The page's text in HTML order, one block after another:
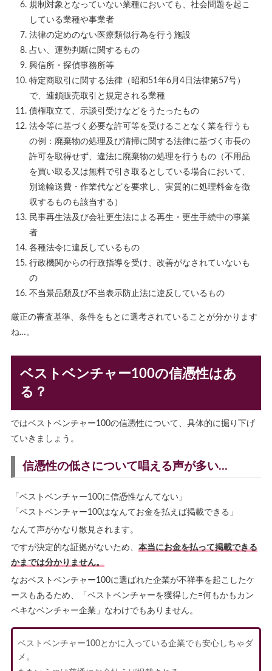
規制対象となっていない業種においても、社会問題を起こ
している業種や事業者
法律の定めのない医療類似行為を行う施設
占い、運勢判断に関するもの
興信所・探偵事務所等
特定商取引に関する法律（昭和51年6月4日法律第57号）
で、連鎖販売取引と規定される業種
債権取立て、示談引受けなどをうたったもの
法令等に基づく必要な許可等を受けることなく業を行うも
の例：廃棄物の処理及び清掃に関する法律に基づく市長の
許可を取得せず、違法に廃棄物の処理を行うもの（不用品
を買い取る又は無料で引き取るとしている場合において、
別途輸送費・作業代などを要求し、実質的に処理料金を徴
収するものも該当する）
民事再生法及び会社更生法による再生・更生手続中の事業
者
各種法令に違反しているもの
行政機関からの行政指導を受け、改善がなされていないも
の
不当景品類及び不当表示防止法に違反しているもの
厳正の審査基準、条件をもとに選考されていることが分かります
ね…。
ベストベンチャー100の信憑性はあ
る？
ではベストベンチャー100の信憑性について、具体的に掘り下げ
ていきましょう。
信憑性の低さについて唱える声が多い…
「ベストベンチャー100に信憑性なんてない」
「ベストベンチャー100はなんてお金を払えば掲載できる」
なんて声がかなり散見されます。
ですが決定的な証拠がないため、 本当にお金を払って掲載できる
かまでは分かりません。
なおベストベンチャー100に選ばれた企業が不祥事を起こしたケ
ースもあるため、「ベストベンチャーを獲得した=何もかもカン
ペキなベンチャー企業」なわけでもありません。
ベストベンチャー100とかに入っている企業でも安心しちゃダ
メ。